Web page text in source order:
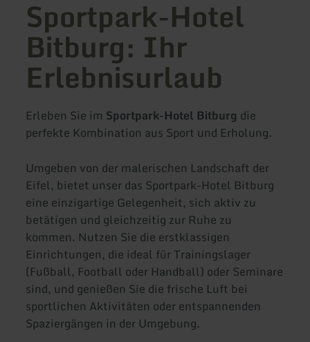
Sportpark-Hotel
Bitburg: Ihr
Erlebnisurlaub
Erleben Sie im Sportpark-Hotel Bitburg die
perfekte Kombination aus Sport und Erholung.
Umgeben von der malerischen Landschaft der
Eifel, bietet unser das Sportpark-Hotel Bitburg
eine einzigartige Gelegenheit, sich aktiv zu
betätigen und gleichzeitig zur Ruhe zu
kommen. Nutzen Sie die erstklassigen
Einrichtungen, die ideal für Trainingslager
(Fußball, Football oder Handball) oder Seminare
sind, und genießen Sie die frische Luft bei
sportlichen Aktivitäten oder entspannenden
Spaziergängen in der Umgebung.